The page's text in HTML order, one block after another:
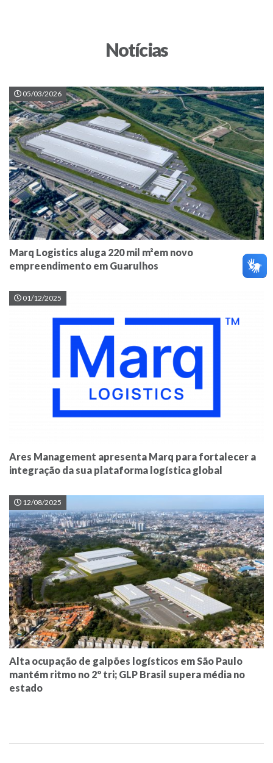
Notícias
05/03/2026
Marq Logistics aluga 220 mil m²em novo
empreendimento em Guarulhos
01/12/2025
Ares Management apresenta Marq para fortalecer a
integração da sua plataforma logística global
12/08/2025
Alta ocupação de galpões logísticos em São Paulo
mantém ritmo no 2º tri; GLP Brasil supera média no
estado